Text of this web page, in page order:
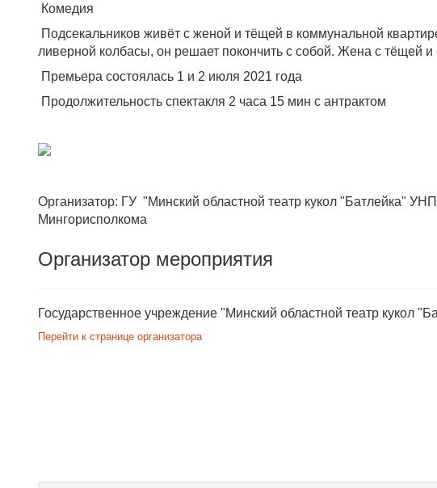
Комедия
Подсекальников живёт с женой и тёщей в коммунальной
ливерной колбасы, он решает покончить с собой. Жена с тёщей и
Премьера состоялась 1 и 2 июля 2021 года
Продолжительность спектакля 2 часа 15 мин с антрактом
Организатор: ГУ "Минский областной театр кукол "Батлейка"
Мингорисполкома
Организатор мероприятия
Государственное учреждение "Минский областной театр кукол
Перейти к странице организатора